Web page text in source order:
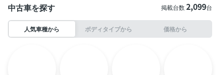
中古車を探す 掲載台数2,099台
人気車種から ボディタイプから 価格から